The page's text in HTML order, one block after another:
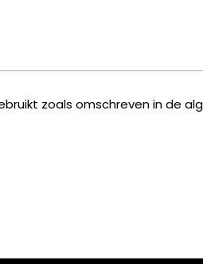
zoals omschreven in de